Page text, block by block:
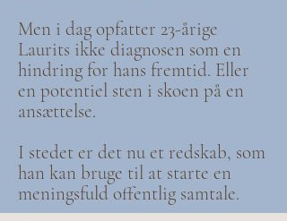
Men i dag opfatter 23-årige
Laurits ikke diagnosen som en
hindring for hans fremtid. Eller
en potentiel sten i skoen på en
ansættelse.
I stedet er det nu et redskab, som
han kan bruge til at starte en
meningsfuld offentlig samtale.